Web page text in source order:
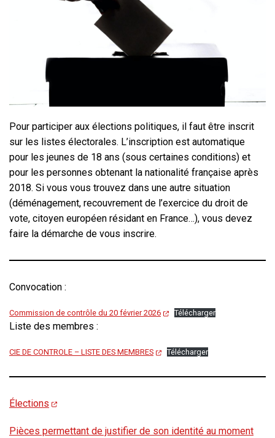
Pour participer aux élections politiques, il faut être inscrit
sur les listes électorales. L’inscription est automatique
pour les jeunes de 18 ans (sous certaines conditions) et
pour les personnes obtenant la nationalité française après
2018. Si vous vous trouvez dans une autre situation
(déménagement, recouvrement de l’exercice du droit de
vote, citoyen européen résidant en France…), vous devez
faire la démarche de vous inscrire.
Convocation :
Commission de contrôle du 20 février 2026 Télécharger
Liste des membres :
CIE DE CONTROLE – LISTE DES MEMBRES Télécharger
Élections
Pièces permettant de justifier de son identité au moment